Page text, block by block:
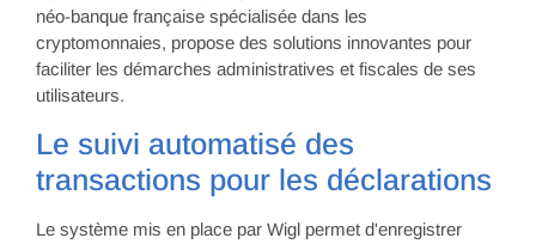
néo-banque française spécialisée dans les
cryptomonnaies, propose des solutions innovantes pour
faciliter les démarches administratives et fiscales de ses
utilisateurs.
Le suivi automatisé des
transactions pour les déclarations
Le système mis en place par Wigl permet d'enregistrer